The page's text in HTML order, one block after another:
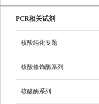
PCR相关试剂
核酸纯化专题
核酸修饰酶系列
核酸酶系列